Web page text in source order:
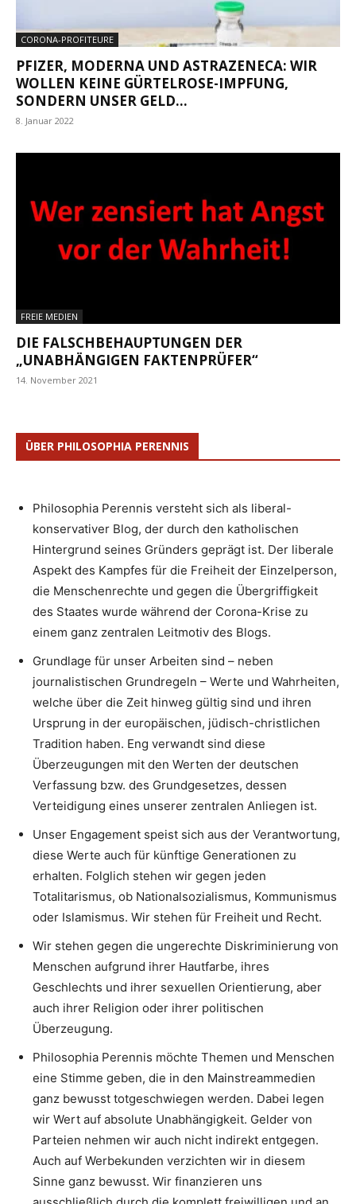
CORONA-PROFITEURE
PFIZER, MODERNA UND ASTRAZENECA: WIR
WOLLEN KEINE GÜRTELROSE-IMPFUNG,
SONDERN UNSER GELD...
8. Januar 2022
FREIE MEDIEN
DIE FALSCHBEHAUPTUNGEN DER
„UNABHÄNGIGEN FAKTENPRÜFER“
14. November 2021
ÜBER PHILOSOPHIA PERENNIS
Philosophia Perennis versteht sich als liberal-
konservativer Blog, der durch den katholischen
Hintergrund seines Gründers geprägt ist. Der liberale
Aspekt des Kampfes für die Freiheit der Einzelperson,
die Menschenrechte und gegen die Übergriffigkeit
des Staates wurde während der Corona-Krise zu
einem ganz zentralen Leitmotiv des Blogs.
Grundlage für unser Arbeiten sind – neben
journalistischen Grundregeln – Werte und Wahrheiten,
welche über die Zeit hinweg gültig sind und ihren
Ursprung in der europäischen, jüdisch-christlichen
Tradition haben. Eng verwandt sind diese
Überzeugungen mit den Werten der deutschen
Verfassung bzw. des Grundgesetzes, dessen
Verteidigung eines unserer zentralen Anliegen ist.
Unser Engagement speist sich aus der Verantwortung,
diese Werte auch für künftige Generationen zu
erhalten. Folglich stehen wir gegen jeden
Totalitarismus, ob Nationalsozialismus, Kommunismus
oder Islamismus. Wir stehen für Freiheit und Recht.
Wir stehen gegen die ungerechte Diskriminierung von
Menschen aufgrund ihrer Hautfarbe, ihres
Geschlechts und ihrer sexuellen Orientierung, aber
auch ihrer Religion oder ihrer politischen
Überzeugung.
Philosophia Perennis möchte Themen und Menschen
eine Stimme geben, die in den Mainstreammedien
ganz bewusst totgeschwiegen werden. Dabei legen
wir Wert auf absolute Unabhängigkeit. Gelder von
Parteien nehmen wir auch nicht indirekt entgegen.
Auch auf Werbekunden verzichten wir in diesem
Sinne ganz bewusst. Wir finanzieren uns